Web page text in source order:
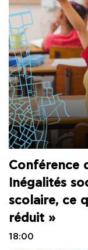
Conférence
Inégalités
scolaire, ce
réduit »
18:00